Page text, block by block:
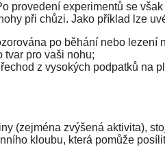
provedení experimentů se
při chůzi. Jako příklad lze
po běhání nebo lezení
tvar pro vaši nohu;
z vysokých podpatků na
(zejména zvýšená aktivita),
kloubu, která pomůže